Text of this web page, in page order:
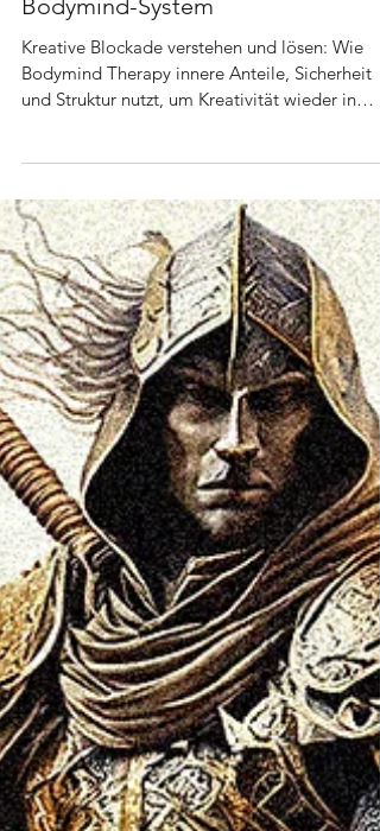
Die kreative Blockade im
Bodymind-System
Kreative Blockade verstehen und lösen: Wie
Bodymind Therapy innere Anteile, Sicherheit
Bewegung zu bringen.